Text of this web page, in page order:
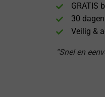
GRATIS
30
Veilig &
“Snel en